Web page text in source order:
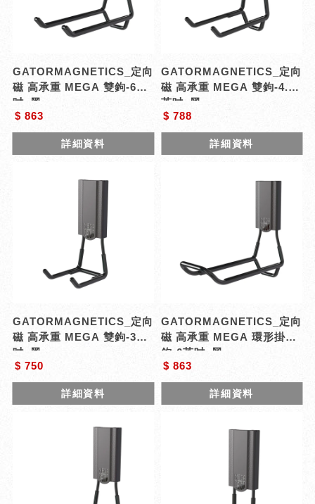
GATORMAGNETICS_定向
磁 高承重 MEGA 雙鉤-6英
吋_黑
$ 863
詳細資料
GATORMAGNETICS_定向
磁 高承重 MEGA 雙鉤-4.5
英吋_黑
$ 788
詳細資料
GATORMAGNETICS_定向
磁 高承重 MEGA 雙鉤-3英
吋_黑
$ 750
詳細資料
GATORMAGNETICS_定向
磁 高承重 MEGA 環形掛
鉤-6英吋_黑
$ 863
詳細資料